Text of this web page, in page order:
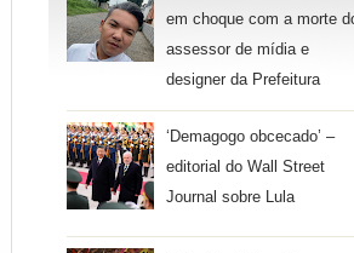
em choque com a morte
assessor de mídia e
designer da Prefeitura
‘Demagogo obcecado’ –
editorial do Wall Street
Journal sobre Lula